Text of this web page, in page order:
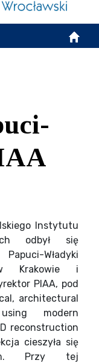
Instytutu
odbył się
Władyki
Krakowie i
PIAA, pod
architectural
modern
reconstruction
cieszyła się
Przy tej